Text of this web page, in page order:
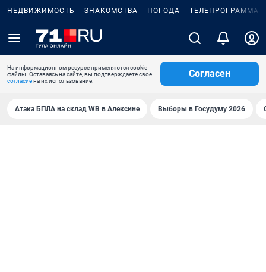
НЕДВИЖИМОСТЬ ЗНАКОМСТВА ПОГОДА ТЕЛЕПРОГРАММА
На информационном ресурсе применяются cookie-
файлы. Оставаясь на сайте, вы подтверждаете свое
согласиена их использование.
Согласен
Атака БПЛА на склад WB в Алексине Выборы в Госудуму 2026